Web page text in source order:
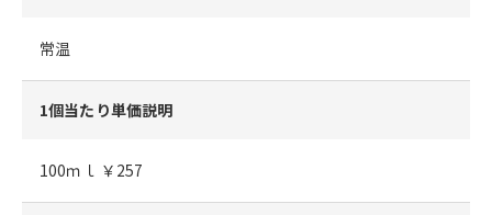
常温
1個当たり単価説明
100ｍｌ ￥257